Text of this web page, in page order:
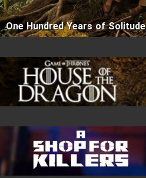
One Hundred Years of Solitude